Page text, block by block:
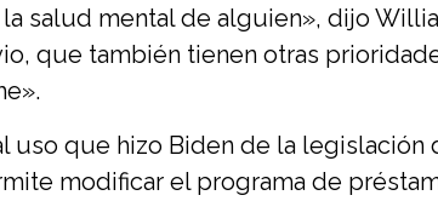
salud mental de alguien», dijo
que también tienen otras
uso que hizo Biden de la legislación
modificar el programa de